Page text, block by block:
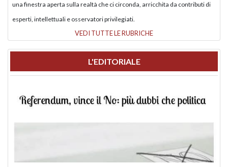
una finestra aperta sulla realtà che ci circonda, arricchita da contributi di
esperti, intellettuali e osservatori privilegiati.
VEDI TUTTE LE RUBRICHE
L'EDITORIALE